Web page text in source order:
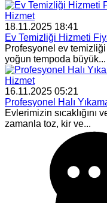
Hizmet
18.11.2025 18:41
Ev Temizliği Hizmeti
Profesyonel ev
yoğun tempoda büyük...
Hizmet
16.11.2025 05:21
Profesyonel Halı
Evlerimizin sıcaklığını
zamanla toz, kir ve...